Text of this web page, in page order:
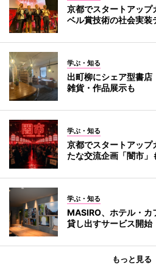
京都でスタートアッ
ベル賞技術の社会実装
学ぶ・知る
出町柳にシェア型書
雑貨・作品展示も
学ぶ・知る
京都でスタートアッ
たな交流企画「闇市」
学ぶ・知る
MASIRO、ホテル・カ
貸し出すサービス開始
もっと見る